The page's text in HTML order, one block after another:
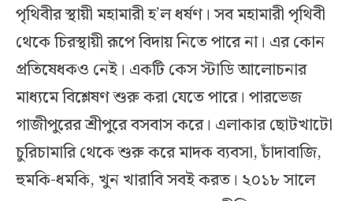
পৃথিবীর স্থায়ী মহামারী হ’ল ধর্ষণ। সব মহামারী পৃথিবী
থেকে চিরস্থায়ী রূপে বিদায় নিতে পারে না। এর কোন
প্রতিষেধকও নেই। একটি কেস স্টাডি আলোচনার
মাধ্যমে বিশ্লেষণ শুরু করা যেতে পারে। পারভেজ
গাজীপুরের শ্রীপুরে বসবাস করে। এলাকার ছোটখাটো
চুরিচামারি থেকে শুরু করে মাদক ব্যবসা, চাঁদাবাজি,
হুমকি-ধমকি, খুন খারাবি সবই করত। ২০১৮ সালে